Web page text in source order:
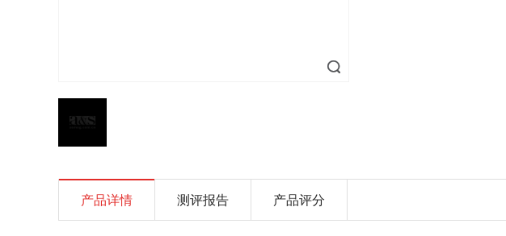
产品详情 测评报告 产品评分